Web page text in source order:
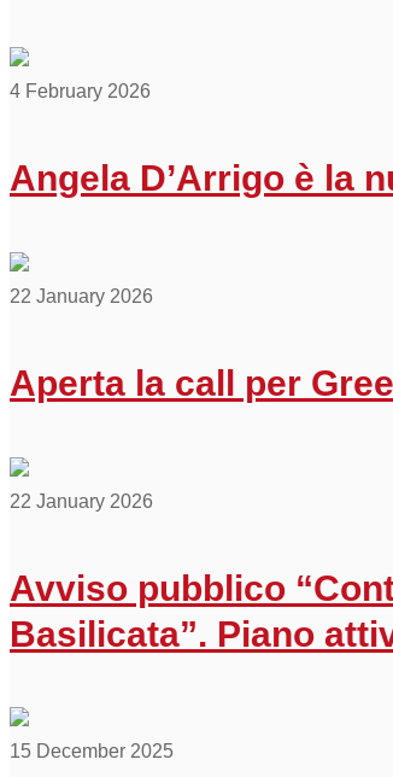
4 February 2026
Angela D’Arrigo è la
22 January 2026
Aperta la call per
22 January 2026
Avviso pubblico
Basilicata”. Piano
15 December 2025